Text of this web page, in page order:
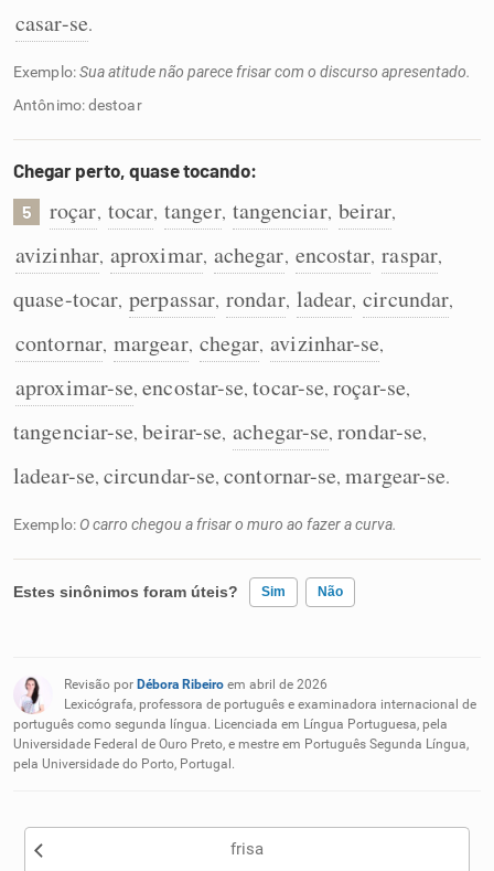
casar-se.
Exemplo:Sua atitude não parece frisar com o discurso apresentado.
Antônimo: destoar
Chegar perto, quase tocando:
5 roçar, tocar, tanger, tangenciar, beirar,
avizinhar, aproximar, achegar, encostar, raspar,
quase-tocar, perpassar, rondar, ladear, circundar,
contornar, margear, chegar, avizinhar-se,
aproximar-se,encostar-se,tocar-se,roçar-se,
tangenciar-se,beirar-se, achegar-se,rondar-se,
ladear-se, circundar-se,contornar-se,margear-se.
Exemplo: O carro chegou a frisar o muro ao fazer a curva.
Estes sinônimos foram úteis? Sim Não
Nenhum dos sinônimos apresentados me ajudou
Outro
Revisão por Débora Ribeiro em abril de 2026
Lexicógrafa, professora de português e examinadora internacional de
português como segunda língua. Licenciada em Língua Portuguesa, pela
Universidade Federal de Ouro Preto, e mestre em Português Segunda Língua,
pela Universidade do Porto, Portugal.
frisa